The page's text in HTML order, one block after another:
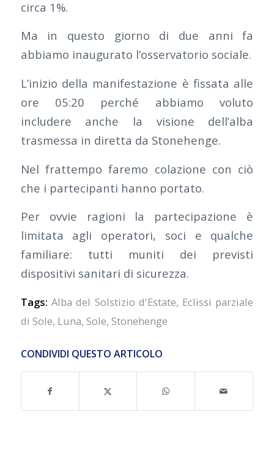
circa 1%.
Ma in questo giorno di due anni fa
abbiamo inaugurato l’osservatorio sociale.
L’inizio della manifestazione è fissata alle
ore 05:20 perché abbiamo voluto
includere anche la visione dell’alba
trasmessa in diretta da Stonehenge.
Nel frattempo faremo colazione con ciò
che i partecipanti hanno portato.
Per ovvie ragioni la partecipazione è
limitata agli operatori, soci e qualche
familiare: tutti muniti dei previsti
dispositivi sanitari di sicurezza.
Tags: Alba del Solstizio d'Estate, Eclissi parziale
di Sole, Luna, Sole, Stonehenge
CONDIVIDI QUESTO ARTICOLO